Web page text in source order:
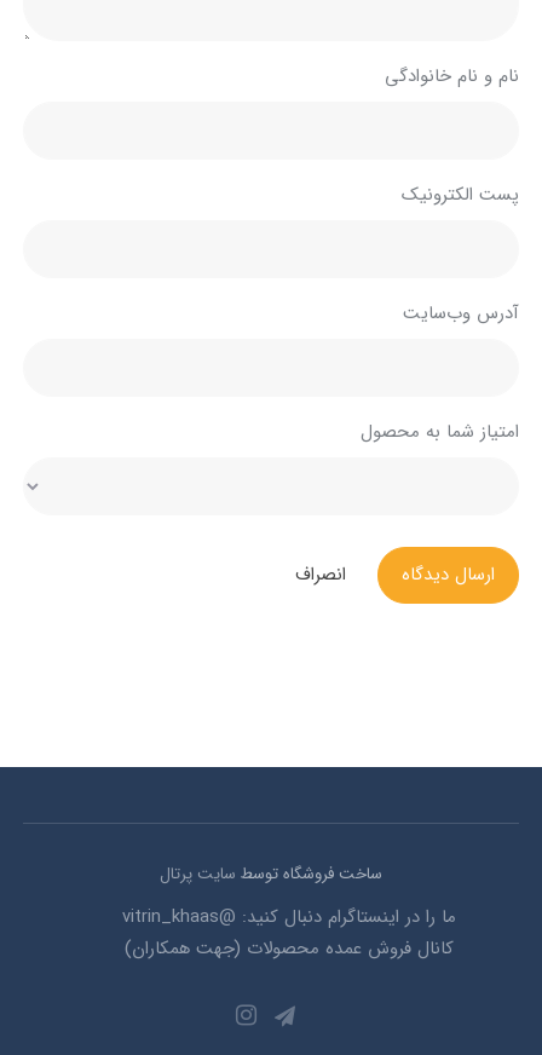
نام و نام خانوادگی
پست الکترونیک
آدرس وب‌سایت
امتیاز شما به محصول
ارسال دیدگاه انصراف
ساخت فروشگاه توسط سایت پرتال
ما را در اینستاگرام دنبال کنید: @vitrin_khaas
کانال فروش عمده محصولات (جهت همکاران)